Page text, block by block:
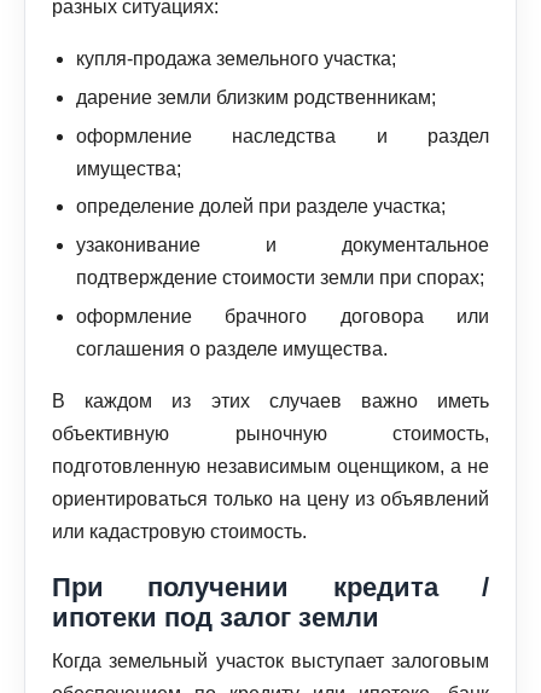
разных ситуациях:
купля-продажа земельного участка;
дарение земли близким родственникам;
оформление наследства и раздел
имущества;
определение долей при разделе участка;
узаконивание и документальное
подтверждение стоимости земли при спорах;
оформление брачного договора или
соглашения о разделе имущества.
В каждом из этих случаев важно иметь
объективную рыночную стоимость,
подготовленную независимым оценщиком, а не
ориентироваться только на цену из объявлений
или кадастровую стоимость.
При получении кредита /
ипотеки под залог земли
Когда земельный участок выступает залоговым